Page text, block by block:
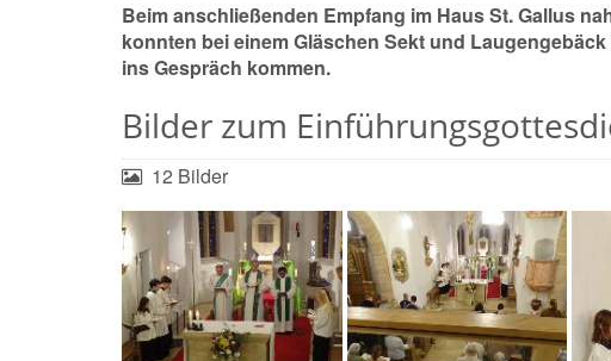
Beim anschließenden Empfang im Haus St. Gallus
konnten bei einem Gläschen Sekt und
ins Gespräch kommen.
Bilder zum
12 Bilder